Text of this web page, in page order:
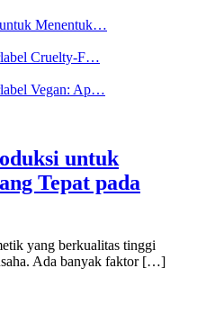
Menentuk…
Cruelty-F…
Vegan: Ap…
untuk
Tepat pada
yang berkualitas tinggi
Ada banyak faktor […]